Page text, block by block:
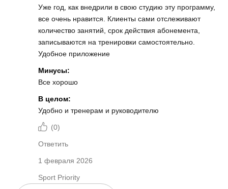
Уже год, как внедрили в свою студию эту программу,
все очень нравится. Клиенты сами отслеживают
количество занятий, срок действия абонемента,
записываются на тренировки самостоятельно.
Удобное приложение
Минусы:
Все хорошо
В целом:
Удобно и тренерам и руководителю
(0)
Ответить
1 февраля 2026
Sport Priority